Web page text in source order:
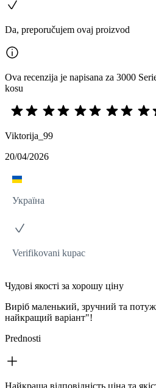
Da, preporučujem ovaj proizvod
Ova recenzija je napisana za 3000
kosu
Viktorija_99
20/04/2026
Україна
Verifikovani kupac
Чудові якості за хорошу ціну
Виріб маленький, зручний та
найкращий варіант"!
Prednosti
Найкраща відповідність ціна та